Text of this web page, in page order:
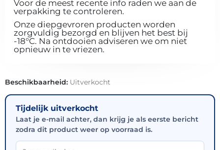
Voor de meest recente info raden we aan de
verpakking te controleren.
Onze diepgevroren producten worden
zorgvuldig bezorgd en blijven het best bij
-18°C. Na ontdooien adviseren we om niet
opnieuw in te vriezen.
Beschikbaarheid: Uitverkocht
Tijdelijk uitverkocht
Laat je e-mail achter, dan krijg je als eerste bericht
zodra dit product weer op voorraad is.